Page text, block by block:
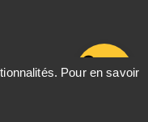
Pour en savoir